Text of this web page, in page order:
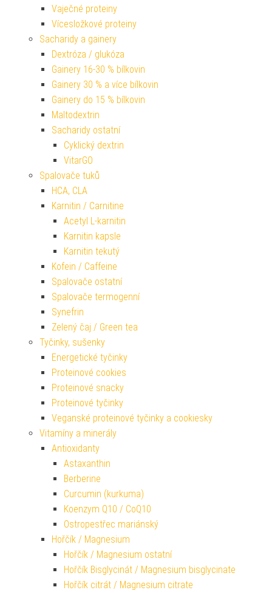
Vaječné proteiny
Vícesložkové proteiny
Sacharidy a gainery
Dextróza / glukóza
Gainery 16-30 % bílkovin
Gainery 30 % a více bílkovin
Gainery do 15 % bílkovin
Maltodextrin
Sacharidy ostatní
Cyklický dextrin
VitarGO
Spalovače tuků
HCA, CLA
Karnitin / Carnitine
Acetyl L-karnitin
Karnitin kapsle
Karnitin tekutý
Kofein / Caffeine
Spalovače ostatní
Spalovače termogenní
Synefrin
Zelený čaj / Green tea
Tyčinky, sušenky
Energetické tyčinky
Proteinové cookies
Proteinové snacky
Proteinové tyčinky
Veganské proteinové tyčinky a cookiesky
Vitamíny a minerály
Antioxidanty
Astaxanthin
Berberine
Curcumin (kurkuma)
Koenzym Q10 / CoQ10
Ostropestřec mariánský
Hořčík / Magnesium
Hořčík / Magnesium ostatní
Hořčík Bisglycinát / Magnesium bisglycinate
Hořčík citrát / Magnesium citrate